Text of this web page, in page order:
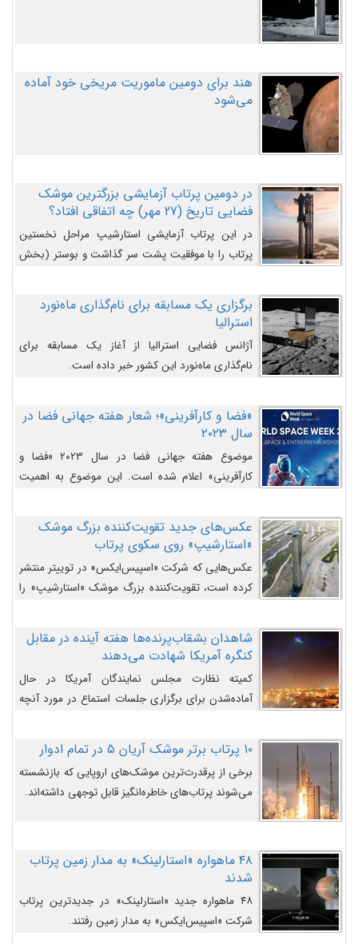
هند برای دومین ماموریت مریخی خود آماده
می‌شود
در دومین پرتاب آزمایشی بزرگترین موشک
فضایی تاریخ (27 مهر‌) چه اتفاقی افتاد؟
در این پرتاب آزمایشی استارشیپ مراحل نخستین
پرتاب را با موفقیت پشت سر گذاشت و بوستر (بخش
را وارد مسیر از پیش تعیین‌شده کند و سپس با یک
مکانیزم جدید با موفقیت از آن جدا شود. ‌
برگزاری یک مسابقه برای نام‌گذاری ماه‌نورد
استرالیا
آژانس فضایی استرالیا از آغاز یک مسابقه برای
نام‌گذاری ماه‌نورد این کشور خبر داده است.
«فضا و کارآفرینی»؛ شعار هفته جهانی فضا در
سال ۲۰۲۳
موضوع هفته جهانی فضا در سال ۲۰۲۳ «فضا و
کارآفرینی» اعلام شده است. این موضوع به اهمیت
روزافزون کارآفرینی در حوزه فضایی و مزایای جدیدی که
کارآفرینان این حوزه ایجاد می‌کنند، می‌پردازد.
عکس‌های جدید تقویت‌کننده بزرگ موشک
«استارشیپ» روی سکوی پرتاب
عکس‌هایی که شرکت «اسپیس‌ایکس» در توییتر منتشر
کرده است، تقویت‌کننده بزرگ موشک «استارشیپ» را
شاهدان بشقاب‌پرنده‌ها هفته آینده در مقابل
کنگره آمریکا شهادت می‌دهند
کمیته نظارت مجلس نمایندگان آمریکا در حال
آماده‌شدن برای برگزاری جلسات استماع در مورد آنچه
می‌دانند، است و قرار است افشاگران یوفوها هفته آینده
در مقابل آنها شهادت دهند.۱۰ پرتاب برتر موشک آریان ۵ در تمام ادوار
برخی از پرقدرت‌ترین موشک‌های اروپایی که بازنشسته
می‌شوند پرتاب‌های خاطره‌انگیز قابل توجهی داشته‌اند.
۴۸ ماهواره «استارلینک» به مدار زمین پرتاب
شدند
۴۸ ماهواره جدید «استارلینک» در جدیدترین پرتاب
شرکت «اسپیس‌ایکس» به مدار زمین رفتند.